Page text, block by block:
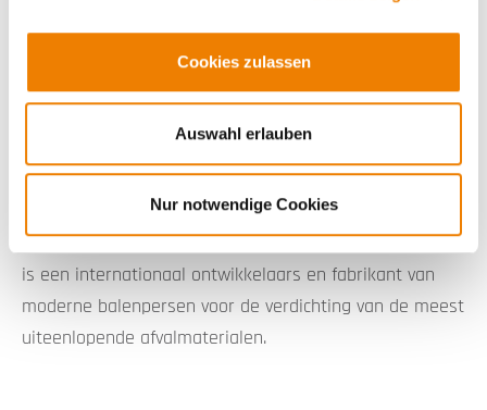
Cookies zulassen
Auswahl erlauben
Nur notwendige Cookies
UNOTECH®
is een internationaal ontwikkelaars en fabrikant van
moderne balenpersen voor de verdichting van de meest
uiteenlopende afvalmaterialen.